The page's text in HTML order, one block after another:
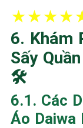
★★★★
6. Khám
Sấy
🛠️
6.1. Các
Áo